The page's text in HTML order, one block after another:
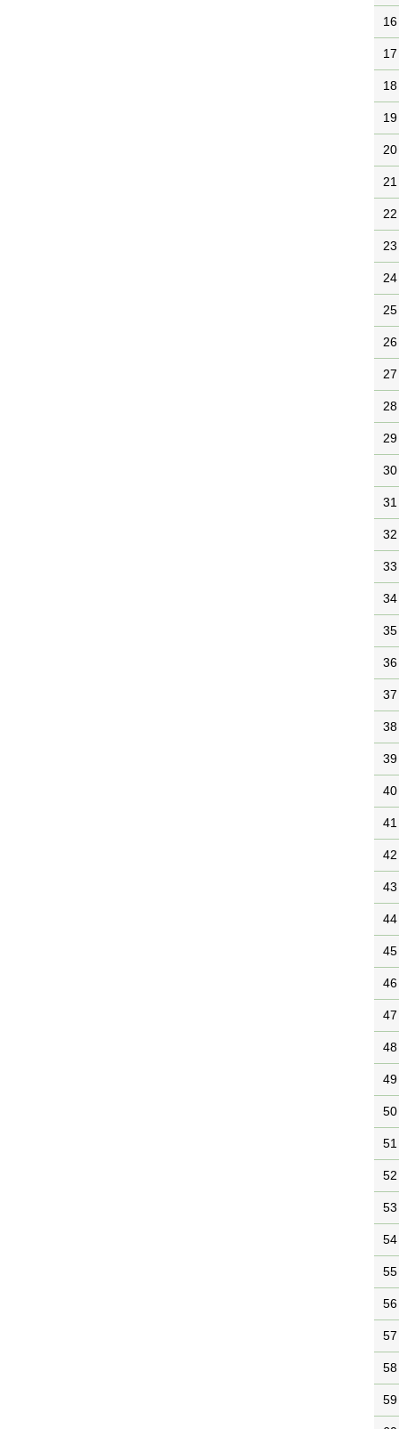
16
17
18
19
20
21
22
23
24
25
26
27
28
29
30
31
32
33
34
35
36
37
38
39
40
41
42
43
44
45
46
47
48
49
50
51
52
53
54
55
56
57
58
59